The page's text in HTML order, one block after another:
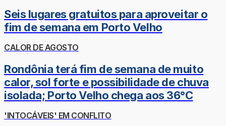
Seis lugares gratuitos para aproveitar o
fim de semana em Porto Velho
CALOR DE AGOSTO
Rondônia terá fim de semana de muito
calor, sol forte e possibilidade de chuva
isolada; Porto Velho chega aos 36°C
'INTOCÁVEIS' EM CONFLITO